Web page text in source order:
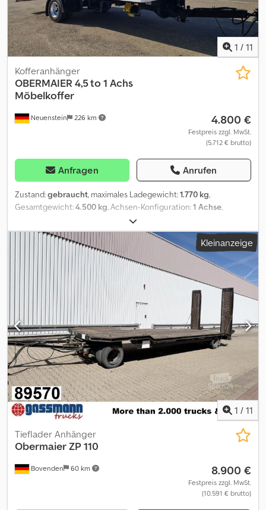
Uhr Freitag von 9:00Uhr-14:00Uhr und nach Vereinbarung!!!
1 / 11
Neuenstein 226 km
Kofferanhänger
OBERMAIER 4,5 to 1 Achs
Möbelkoffer
4.800 €
Festpreis zzgl. MwSt.
(5.712 € brutto)
Anfragen Anrufen
Zustand:gebraucht, maximales Ladegewicht:1.770 kg,
Gesamtgewicht:4.500 kg, Achsen-Konfiguration:1 Achse,
, Laderaumlänge:
Laderaumbreite:2.470 mm, Laderaumhöhe:2.440 mm,
Laderaumvolumen:37 m³ , Ausstattung: ABS, * 7314- Fahrzeug ID
für telefonische Anfragen * Typ: OS1-L50ZL * GFA- Achsen,
Trommelbremsen, Luftfderung heben+ senken, Abstützung
vornen und hinten, verstel. Deichsel, Portaltüren, Zurrleisten in
den Wänden eingelassen, 40 mm Öse * Bereifung: 215/75R17,5 (1A:
5 / 6 mm 2A: 5 / 6 mm) * Anhänger abgelastet auf 4.500 kg *
Ladehöhe: 2,39 m ----unsere E-Mail Adresse: unser Service für
Sie: - Besorgung von Kurzzeit- oder Zollkennzeichen Dedpfx
Aoww Sqiokrock - Überführung / Anlieferung EU-weit -
Verzollung von Fahrzeugen ins Drittland Whatsapp for english,
german, russian and other languages:
Kleinanzeige
1 / 11
Bovenden 60 km
Tieflader Anhänger
ObermaierZP 110
8.900 €
Festpreis zzgl. MwSt.
(10.591 € brutto)